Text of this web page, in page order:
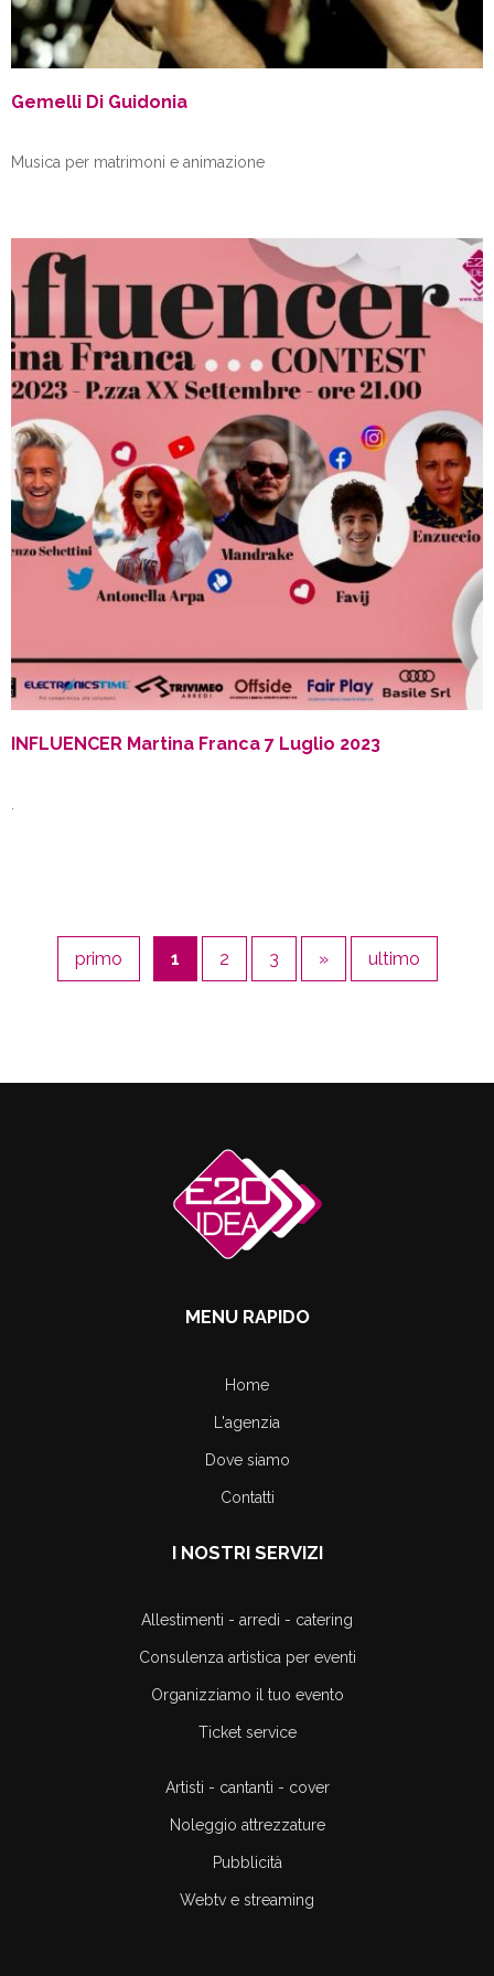
Gemelli Di Guidonia
Musica per matrimoni e animazione
INFLUENCER Martina Franca 7 Luglio 2023
primo 1 2 3 » ultimo
MENU RAPIDO
Home
L'agenzia
Dove siamo
Contatti
I NOSTRI SERVIZI
Allestimenti - arredi - catering
Consulenza artistica per eventi
Organizziamo il tuo evento
Ticket service
Artisti - cantanti - cover
Noleggio attrezzature
Pubblicità
Webtv e streaming